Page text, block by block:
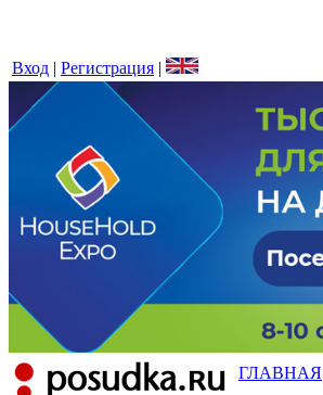
Вход | Регистрация |
ГЛАВНАЯ